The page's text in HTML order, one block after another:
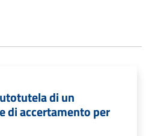
di un
di accertamento per